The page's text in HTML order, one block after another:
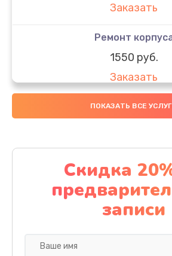
Заказать
Ремонт
1550 руб.
Заказать
Настройка
Заказать
Ремонт кнопки
1200 руб.
Заказать
ПОКАЗАТЬ ВСЕ
Скидка
записи